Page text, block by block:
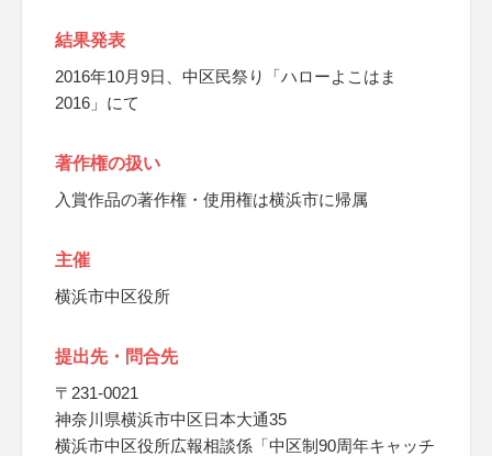
結果発表
2016年10月9日、中区民祭り「ハローよこはま
2016」にて
著作権の扱い
入賞作品の著作権・使用権は横浜市に帰属
主催
横浜市中区役所
提出先・問合先
〒231-0021
神奈川県横浜市中区日本大通35
横浜市中区役所広報相談係「中区制90周年キャッチ